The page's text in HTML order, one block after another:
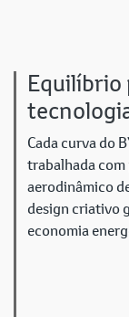
Cada curva do
trabalhada
aerodinâmico
design criativo
economia